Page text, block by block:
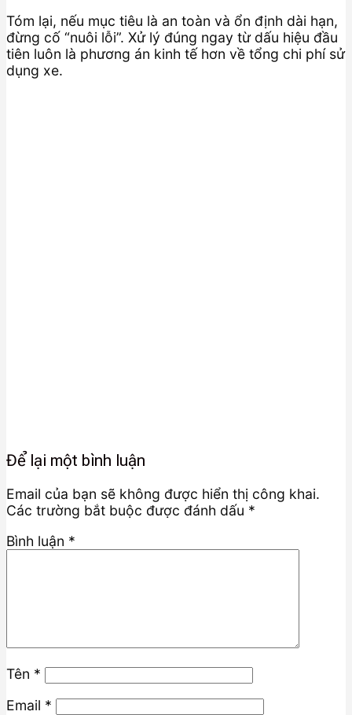
Tóm lại, nếu mục tiêu là an toàn và ổn định dài hạn,
đừng cố “nuôi lỗi”. Xử lý đúng ngay từ dấu hiệu đầu
tiên luôn là phương án kinh tế hơn về tổng chi phí sử
dụng xe.
Để lại một bình luận
Email của bạn sẽ không được hiển thị công khai.
Các trường bắt buộc được đánh dấu *
Bình luận *
Tên *
Email *